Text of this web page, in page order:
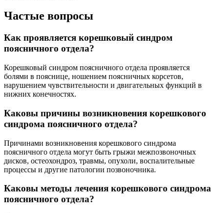
Частые вопросы
Как проявляется корешковый синдром
поясничного отдела?
Корешковый синдром поясничного отдела проявляется
болями в пояснице, ношением поясничных корсетов,
нарушением чувствительности и двигательных функций в
нижних конечностях.
Каковы причины возникновения корешкового
синдрома поясничного отдела?
Причинами возникновения корешкового синдрома
поясничного отдела могут быть грыжи межпозвоночных
дисков, остеохондроз, травмы, опухоли, воспалительные
процессы и другие патологии позвоночника.
Каковы методы лечения корешкового синдрома
поясничного отдела?